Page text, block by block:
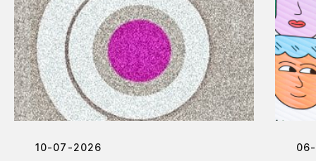
10-07-2026